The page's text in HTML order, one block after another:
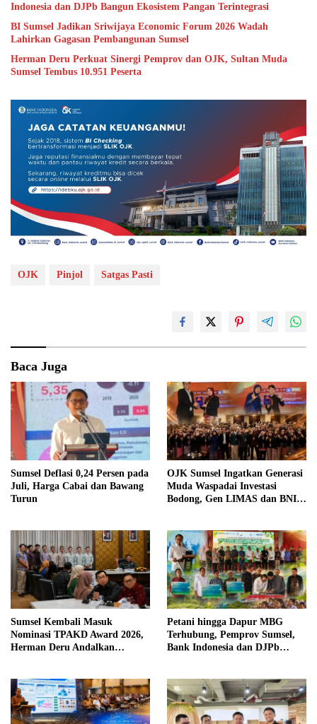
Indonesia dan DJPb Bangun Ekosistem Pangan Terintegrasi
BI Sumsel Jadikan Sriwijaya Economic Forum 2026 Wadah
Lahirkan Gagasan Pembangunan Sumsel
Herman Deru Perkuat Sinergi Pemprov dan OJK, Sultan Muda
Sumsel Tembus 10.951 Peserta
OJK Pinjol Satgas Pasti
Baca Juga
Sumsel Deflasi 0,24 Persen pada
Juli, Harga Cabai dan Bawang
Turun
OJK Sumsel Ingatkan Generasi
Muda Waspadai Investasi
Bodong, Gen LIMAS dan BNI
Sumsel Kembali Masuk
Nominasi TPAKD Award 2026,
Herman Deru Andalkan
Petani hingga Dapur MBG
Terhubung, Pemprov Sumsel,
Bank Indonesia dan DJPb